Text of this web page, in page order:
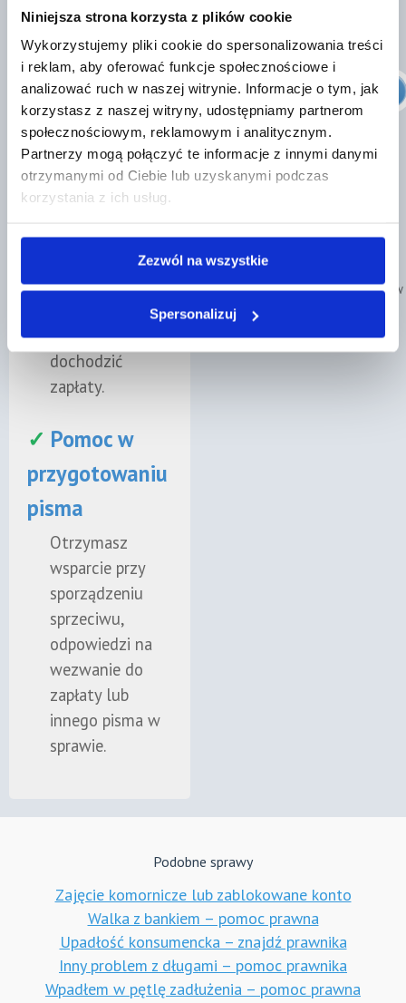
Niniejsza strona korzysta z plików cookie
Wykorzystujemy pliki cookie do spersonalizowania treści
i reklam, aby oferować funkcje społecznościowe i
analizować ruch w naszej witrynie. Informacje o tym, jak
korzystasz z naszej witryny, udostępniamy partnerom
społecznościowym, reklamowym i analitycznym.
Partnerzy mogą połączyć te informacje z innymi danymi
otrzymanymi od Ciebie lub uzyskanymi podczas
korzystania z ich usług.
Zezwól na wszystkie
Spersonalizuj
windykatora.
✓Sprawdzenie
przedawnienia
długu
Specjalista
oceni, czy
roszczenie nie
przedawnione i
może skutecznie
dochodzić
zapłaty.
✓ Pomoc w
przygotowaniu
pisma
Otrzymasz
wsparcie przy
sporządzeniu
sprzeciwu,
odpowiedzi na
wezwanie do
zapłaty lub
innego pisma w
sprawie.
Znajdź prawnika
Poznaj naszych prawników
Podobne sprawy
Zajęcie komornicze lub zablokowane konto
Walka z bankiem – pomoc prawna
Upadłość konsumencka – znajdź prawnika
Inny problem z długami – pomoc prawnika
Wpadłem w pętlę zadłużenia – pomoc prawna